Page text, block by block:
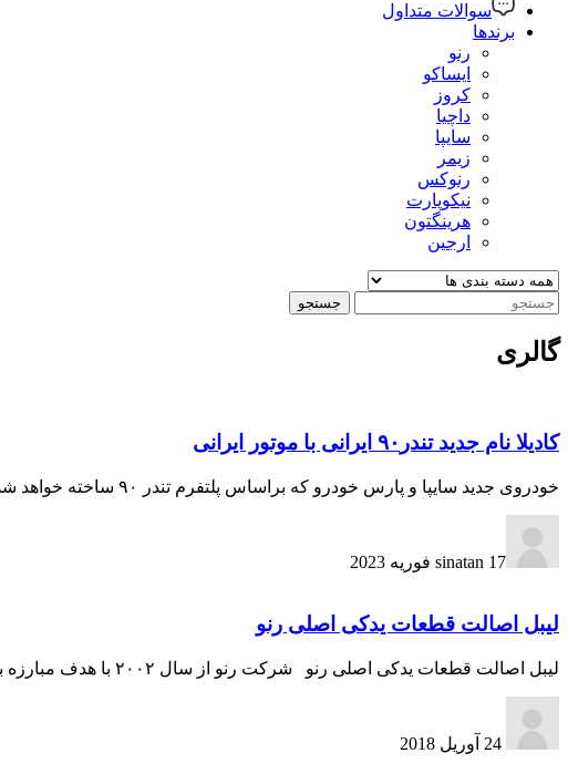
سوالات متداول
برندها
رنو
ایساکو
کروز
داچیا
سایپا
زیمر
رنوکس
نیکوپارت
هرینگتون
ارجین
جستجو
گالری
کادیلا نام جدید تندر۹۰ ایرانی با موتور ایرانی
خودروی جدید سایپا و پارس خودرو که براساس پلتفرم تندر ۹۰ ساخته خواهد شد؛ کادیلا نام‌گذاری شده است. اسم این پروژه قبلا، P90 اعلام شده بود
sinatan 17 فوریه 2023
لیبل اصالت قطعات یدکی اصلی رنو
لیبل اصالت قطعات یدکی اصلی رنو شرکت رنو از سال ۲۰۰۲ با هدف مبارزه با قطعات یدکی تقلبی و پیگیری توزیع قطعات در شبکه‌­ی خدمات پس از فروش از...
24 آوریل 2018